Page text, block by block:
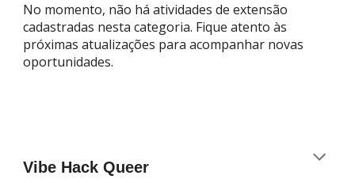
No momento, não há atividades de extensão
cadastradas nesta categoria. Fique atento às
próximas atualizações para acompanhar novas
oportunidades.
Vibe Hack Queer